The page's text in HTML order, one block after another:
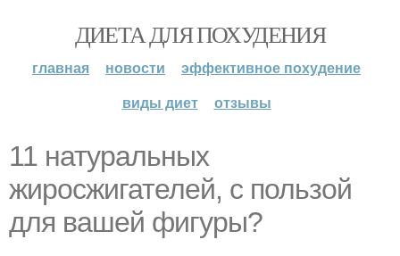
ДИЕТА ДЛЯ ПОХУДЕНИЯ
главная новости
эффективное похудение
виды диет
отзывы
11 натуральных
жиросжигателей, с пользой
для вашей фигуры?